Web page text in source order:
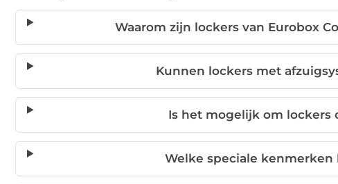
Waarom zijn lockers van Eurobox
Kunnen lockers met
Is het mogelijk om lockers
Welke speciale